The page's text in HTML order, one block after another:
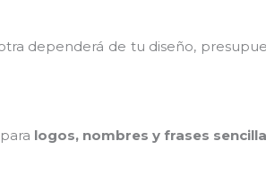
dependerá de tu diseño,
logos, nombres y frases